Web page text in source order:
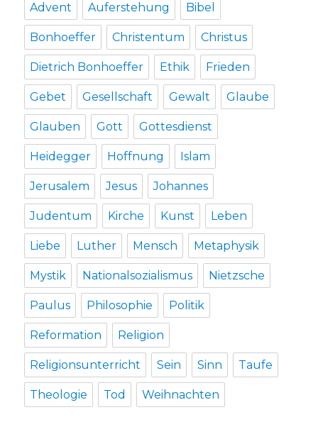
Advent Auferstehung Bibel
Bonhoeffer Christentum Christus
Dietrich Bonhoeffer Ethik Frieden
Gebet Gesellschaft Gewalt Glaube
Glauben Gott Gottesdienst
Heidegger Hoffnung Islam
Jerusalem Jesus Johannes
Judentum Kirche Kunst Leben
Liebe Luther Mensch Metaphysik
Mystik Nationalsozialismus Nietzsche
Paulus Philosophie Politik
Reformation Religion
Religionsunterricht Sein Sinn Taufe
Theologie Tod Weihnachten